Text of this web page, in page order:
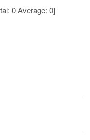
0Average: 0]